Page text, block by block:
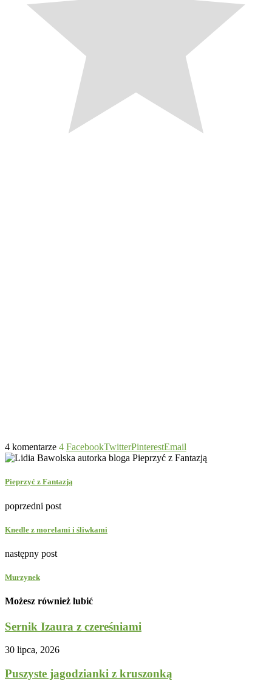
4 komentarze 4 FacebookTwitterPinterestEmail
Pieprzyć z Fantazją
poprzedni post
Knedle z morelami i śliwkami
następny post
Murzynek
Możesz również lubić
Sernik Izaura z czereśniami
30 lipca, 2026
Puszyste jagodzianki z kruszonką